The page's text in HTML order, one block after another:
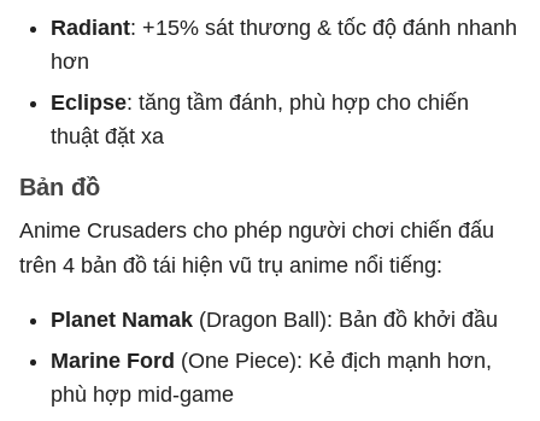
Radiant: +15% sát thương & tốc độ đánh nhanh
hơn
Eclipse: tăng tầm đánh, phù hợp cho chiến
thuật đặt xa
Bản đồ
Anime Crusaders cho phép người chơi chiến đấu
trên 4 bản đồ tái hiện vũ trụ anime nổi tiếng:
Planet Namak (Dragon Ball): Bản đồ khởi đầu
Marine Ford (One Piece): Kẻ địch mạnh hơn,
phù hợp mid-game